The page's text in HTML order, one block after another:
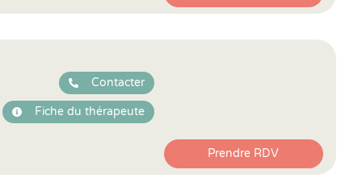
Contacter
Fiche du thérapeute
Prendre RDV